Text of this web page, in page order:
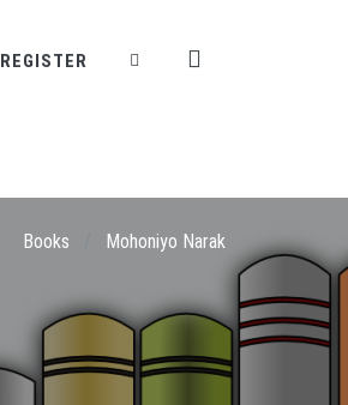
REGISTER
Books Mohoniyo Narak